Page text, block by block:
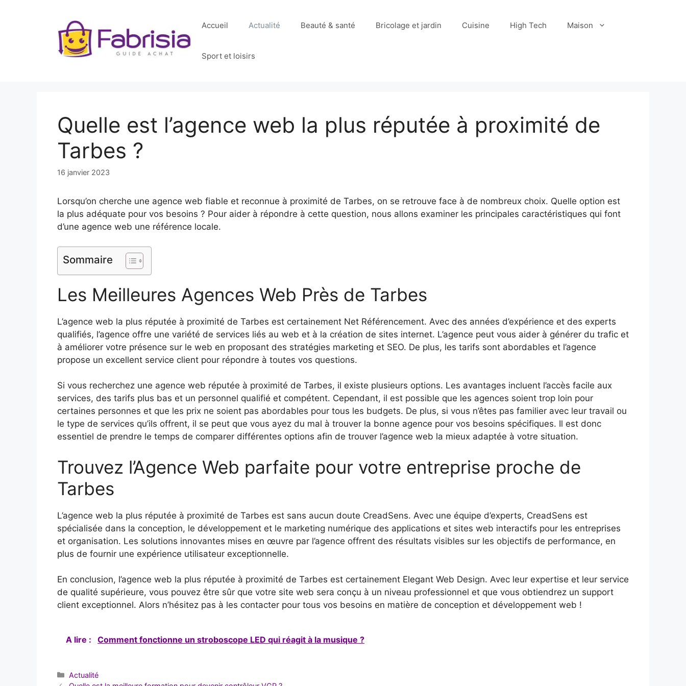
Accueil Actualité Beauté & santé Bricolage et jardin Cuisine High Tech Maison
Sport et loisirs
Quelle est l’agence web la plus réputée à proximité de
Tarbes ?
16 janvier 2023
Lorsqu’on cherche une agence web fiable et reconnue à proximité de Tarbes, on se retrouve face à de nombreux choix. Quelle option est
la plus adéquate pour vos besoins ? Pour aider à répondre à cette question, nous allons examiner les principales caractéristiques qui font
d’une agence web une référence locale.
Sommaire
Les Meilleures Agences Web Près de Tarbes
L’agence web la plus réputée à proximité de Tarbes est certainement Net Référencement. Avec des années d’expérience et des experts
qualifiés, l’agence offre une variété de services liés au web et à la création de sites internet. L’agence peut vous aider à générer du trafic et
à améliorer votre présence sur le web en proposant des stratégies marketing et SEO. De plus, les tarifs sont abordables et l’agence
propose un excellent service client pour répondre à toutes vos questions.
Si vous recherchez une agence web réputée à proximité de Tarbes, il existe plusieurs options. Les avantages incluent l’accès facile aux
services, des tarifs plus bas et un personnel qualifié et compétent. Cependant, il est possible que les agences soient trop loin pour
certaines personnes et que les prix ne soient pas abordables pour tous les budgets. De plus, si vous n’êtes pas familier avec leur travail ou
le type de services qu’ils offrent, il se peut que vous ayez du mal à trouver la bonne agence pour vos besoins spécifiques. Il est donc
essentiel de prendre le temps de comparer différentes options afin de trouver l’agence web la mieux adaptée à votre situation.
Trouvez l’Agence Web parfaite pour votre entreprise proche de
Tarbes
L’agence web la plus réputée à proximité de Tarbes est sans aucun doute CreadSens. Avec une équipe d’experts, CreadSens est
spécialisée dans la conception, le développement et le marketing numérique des applications et sites web interactifs pour les entreprises
et organisation. Les solutions innovantes mises en œuvre par l’agence offrent des résultats visibles sur les objectifs de performance, en
plus de fournir une expérience utilisateur exceptionnelle.
En conclusion, l’agence web la plus réputée à proximité de Tarbes est certainement Elegant Web Design. Avec leur expertise et leur service
de qualité supérieure, vous pouvez être sûr que votre site web sera conçu à un niveau professionnel et que vous obtiendrez un support
client exceptionnel. Alors n’hésitez pas à les contacter pour tous vos besoins en matière de conception et développement web !
A lire : Comment fonctionne un stroboscope LED qui réagit à la musique ?
Catégories
Actualité